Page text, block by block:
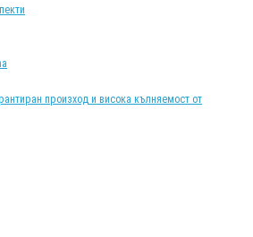
произход и висока кълняемост от